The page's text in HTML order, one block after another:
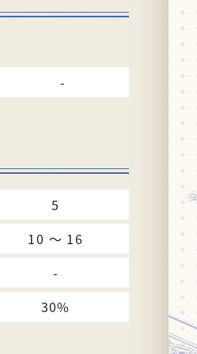
-
5
10 〜 16
-
30%